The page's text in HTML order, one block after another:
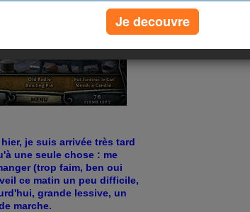
je suis arrivée très tard
une seule chose : me
(trop faim, ben oui
ce matin un peu difficile,
grande lessive, un
marche.
Je decouvre